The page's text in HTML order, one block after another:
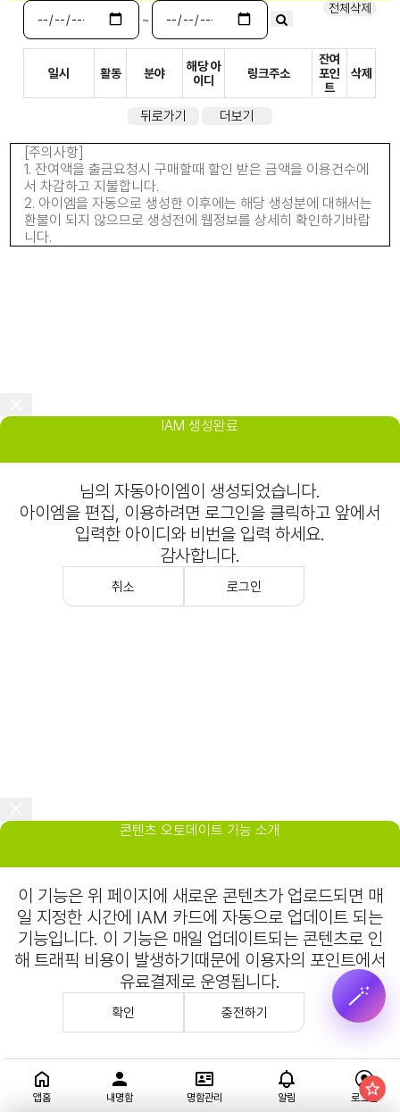
앱홈 내명함 명함관리 알림 로그인
~
전체삭제
일시 활동 분야
해당 아
이디
링크주소
잔여
포인
트
삭제
뒤로가기 더보기
[주의사항]
1. 잔여액을 출금요청시 구매할때 할인 받은 금액을 이용건수에
서 차감하고 지불합니다.
2. 아이엠을 자동으로 생성한 이후에는 해당 생성분에 대해서는
환불이 되지 않으므로 생성전에 웹정보를 상세히 확인하기바랍
니다.
IAM 생성완료
님의 자동아이엠이 생성되었습니다.
아이엠을 편집, 이용하려면 로그인을 클릭하고 앞에서
입력한 아이디와 비번을 입력 하세요.
감사합니다.
취소 로그인
콘텐츠 오토데이트 기능 소개
이 기능은 위 페이지에 새로운 콘텐츠가 업로드되면 매
일 지정한 시간에 IAM 카드에 자동으로 업데이트 되는
기능입니다. 이 기능은 매일 업데이트되는 콘텐츠로 인
해 트래픽 비용이 발생하기때문에 이용자의 포인트에서
유료결제로 운영됩니다.
확인 충전하기
🪄